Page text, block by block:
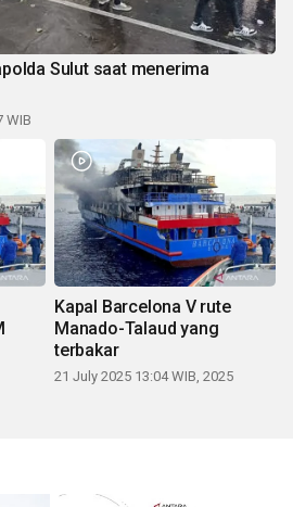
Sulut saat menerima
WIB
Kapal Barcelona V rute
Manado-Talaud yang
terbakar
21 July 2025 13:04 WIB, 2025